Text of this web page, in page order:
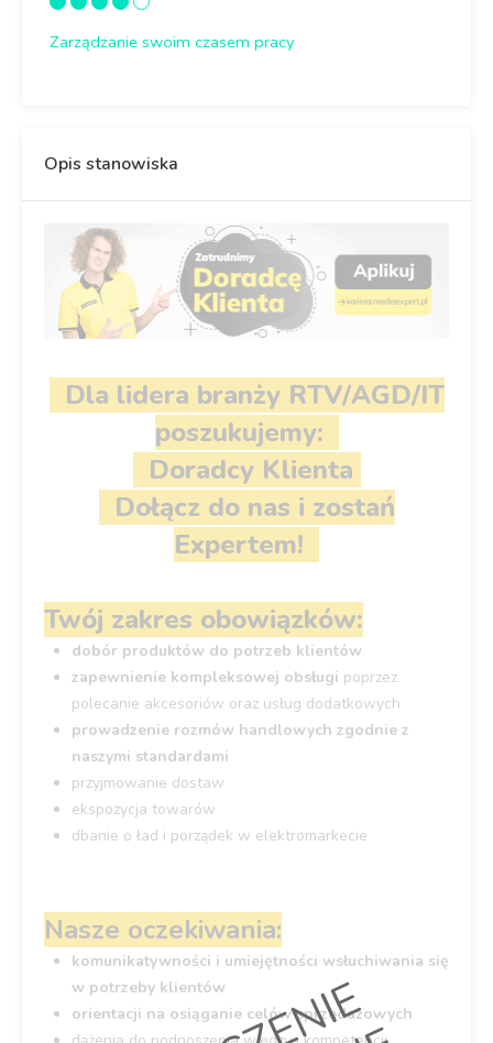
Zarządzanie swoim czasem pracy
Opis stanowiska
Dla lidera branży RTV/AGD/IT
poszukujemy:
Doradcy Klienta
Dołącz do nas i zostań
Expertem!
Twój zakres obowiązków:
dobór produktów do potrzeb klientów
zapewnienie kompleksowej obsługi poprzez
polecanie akcesoriów oraz usług dodatkowych
prowadzenie rozmów handlowych zgodnie z
naszymi standardami
przyjmowanie dostaw
ekspozycja towarów
dbanie o ład i porządek w elektromarkecie
Nasze oczekiwania:
komunikatywności i umiejętności wsłuchiwania się
w potrzeby klientów
orientacji na osiąganie celów sprzedażowych